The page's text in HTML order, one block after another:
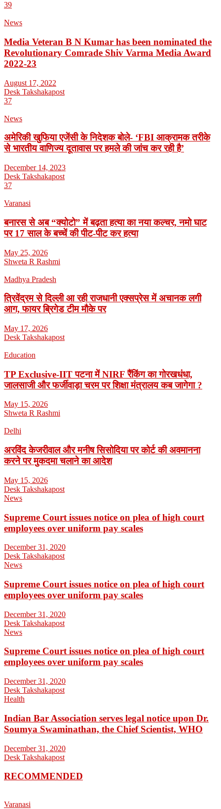
39
News
Media Veteran B N Kumar has been nominated the
Revolutionary Comrade Shiv Varma Media Award
2022-23
August 17, 2022
Desk Takshakapost
37
News
अमेरिकी खुफिया एजेंसी के निदेशक बोले- ‘FBI आक्रामक तरीके
से भारतीय वाणिज्य दूतावास पर हमले की जांच कर रही है’
December 14, 2023
Desk Takshakapost
37
Varanasi
बनारस से अब “क्योटो” में बढ़ता हत्या का नया कल्चर, नमो घाट
पर 17 साल के बच्चें की पीट-पीट कर हत्या
May 25, 2026
Shweta R Rashmi
Madhya Pradesh
त्रिवेंद्रम से दिल्ली आ रही राजधानी एक्सप्रेस में अचानक लगी
आग, फायर ब्रिगेड टीम मौके पर
May 17, 2026
Desk Takshakapost
Education
TP Exclusive-IIT पटना में NIRF रैंकिंग का गोरखधंधा,
जालसाजी और फर्जीवाड़ा चरम पर शिक्षा मंत्रालय कब जागेगा ?
May 15, 2026
Shweta R Rashmi
Delhi
अरविंद केजरीवाल और मनीष सिसोदिया पर कोर्ट की अवमानना
करने पर मुकदमा चलाने का आदेश
May 15, 2026
Desk Takshakapost
News
Supreme Court issues notice on plea of high court
employees over uniform pay scales
December 31, 2020
Desk Takshakapost
News
Supreme Court issues notice on plea of high court
employees over uniform pay scales
December 31, 2020
Desk Takshakapost
News
Supreme Court issues notice on plea of high court
employees over uniform pay scales
December 31, 2020
Desk Takshakapost
Health
Indian Bar Association serves legal notice upon Dr.
Soumya Swaminathan, the Chief Scientist, WHO
December 31, 2020
Desk Takshakapost
RECOMMENDED
Varanasi